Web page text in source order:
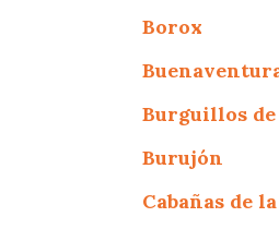
Borox
Burguillos de
Burujón
Cabañas de